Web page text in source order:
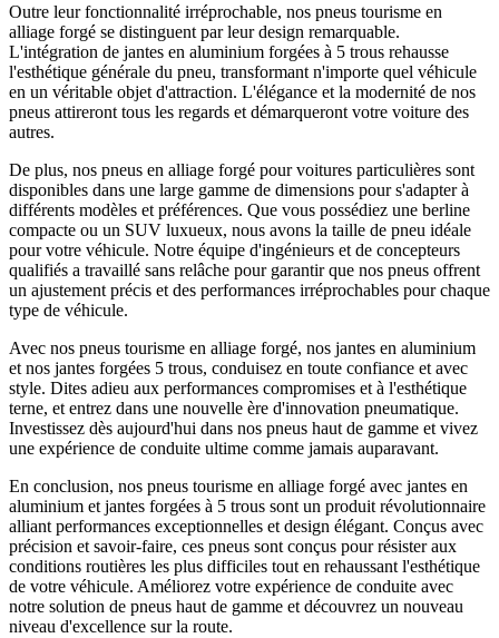
Outre leur fonctionnalité irréprochable, nos pneus tourisme en
alliage forgé se distinguent par leur design remarquable.
L'intégration de jantes en aluminium forgées à 5 trous rehausse
l'esthétique générale du pneu, transformant n'importe quel véhicule
en un véritable objet d'attraction. L'élégance et la modernité de nos
pneus attireront tous les regards et démarqueront votre voiture des
autres.
De plus, nos pneus en alliage forgé pour voitures particulières sont
disponibles dans une large gamme de dimensions pour s'adapter à
différents modèles et préférences. Que vous possédiez une berline
compacte ou un SUV luxueux, nous avons la taille de pneu idéale
pour votre véhicule. Notre équipe d'ingénieurs et de concepteurs
qualifiés a travaillé sans relâche pour garantir que nos pneus offrent
un ajustement précis et des performances irréprochables pour chaque
type de véhicule.
Avec nos pneus tourisme en alliage forgé, nos jantes en aluminium
et nos jantes forgées 5 trous, conduisez en toute confiance et avec
style. Dites adieu aux performances compromises et à l'esthétique
terne, et entrez dans une nouvelle ère d'innovation pneumatique.
Investissez dès aujourd'hui dans nos pneus haut de gamme et vivez
une expérience de conduite ultime comme jamais auparavant.
En conclusion, nos pneus tourisme en alliage forgé avec jantes en
aluminium et jantes forgées à 5 trous sont un produit révolutionnaire
alliant performances exceptionnelles et design élégant. Conçus avec
précision et savoir-faire, ces pneus sont conçus pour résister aux
conditions routières les plus difficiles tout en rehaussant l'esthétique
de votre véhicule. Améliorez votre expérience de conduite avec
notre solution de pneus haut de gamme et découvrez un nouveau
niveau d'excellence sur la route.